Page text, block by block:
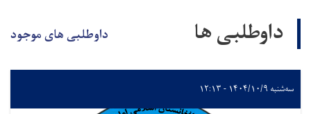
داوطلبی ها داوطلبی های موجود
سه‌شنبه ۱۴۰۴/۱۰/۹ - ۱۲:۱۳